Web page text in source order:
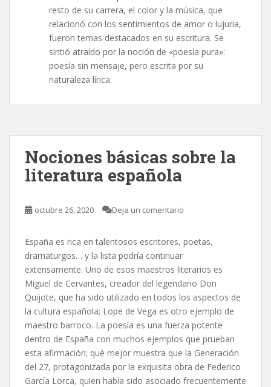
resto de su carrera, el color y la música, que
relacionó con los sentimientos de amor o lujuria,
fueron temas destacados en su escritura. Se
sintió atraído por la noción de «poesía pura»:
poesía sin mensaje, pero escrita por su
naturaleza lírica.
Nociones básicas sobre la
literatura española
octubre 26, 2020 Deja un comentario
España es rica en talentosos escritores, poetas,
dramaturgos… y la lista podría continuar
extensamente. Uno de esos maestros literarios es
Miguel de Cervantes, creador del legendario Don
Quijote, que ha sido utilizado en todos los aspectos de
la cultura española; Lope de Vega es otro ejemplo de
maestro barroco. La poesía es una fuerza potente
dentro de España con muchos ejemplos que prueban
esta afirmación; qué mejor muestra que la Generación
del 27, protagonizada por la exquisita obra de Federico
García Lorca, quien había sido asociado frecuentemente